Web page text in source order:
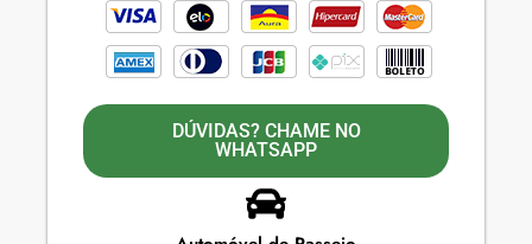
DÚVIDAS? CHAME NO
WHATSAPP